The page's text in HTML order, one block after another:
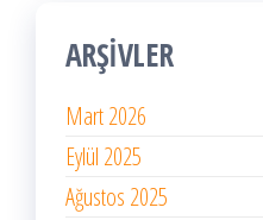
ARŞIVLER
Mart 2026
Eylül 2025
Ağustos 2025